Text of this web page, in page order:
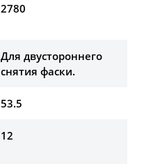
2780
Для двустороннего
снятия фаски.
53.5
12